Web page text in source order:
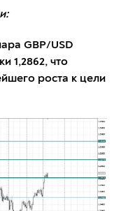
GBP/USD
1,2862, что
роста к цели